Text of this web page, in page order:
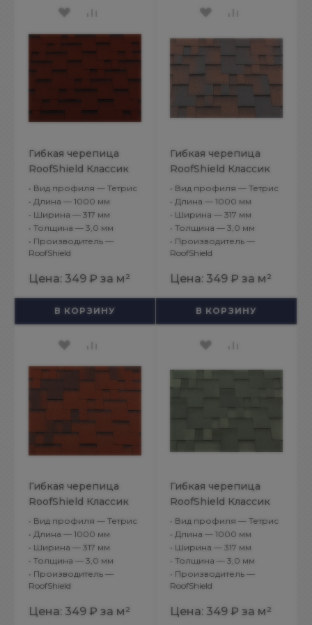
Гибкая черепица
RoofShield Классик
Модерн Красный с
оттенением
• Вид профиля — Тетрис
• Длина — 1000 мм
• Ширина — 317 мм
• Толщина — 3,0 мм
• Производитель —
RoofShield
Цена: 349 ₽ за м²
В КОРЗИНУ
Гибкая черепица
RoofShield Классик
Модерн Медный
• Вид профиля — Тетрис
• Длина — 1000 мм
• Ширина — 317 мм
• Толщина — 3,0 мм
• Производитель —
RoofShield
Цена: 349 ₽ за м²
В КОРЗИНУ
Гибкая черепица
RoofShield Классик
Модерн
Миндальный
• Вид профиля — Тетрис
• Длина — 1000 мм
• Ширина — 317 мм
• Толщина — 3,0 мм
• Производитель —
RoofShield
Цена: 349 ₽ за м²
Гибкая черепица
RoofShield Классик
Модерн Нежно-
зеленый
• Вид профиля — Тетрис
• Длина — 1000 мм
• Ширина — 317 мм
• Толщина — 3,0 мм
• Производитель —
RoofShield
Цена: 349 ₽ за м²